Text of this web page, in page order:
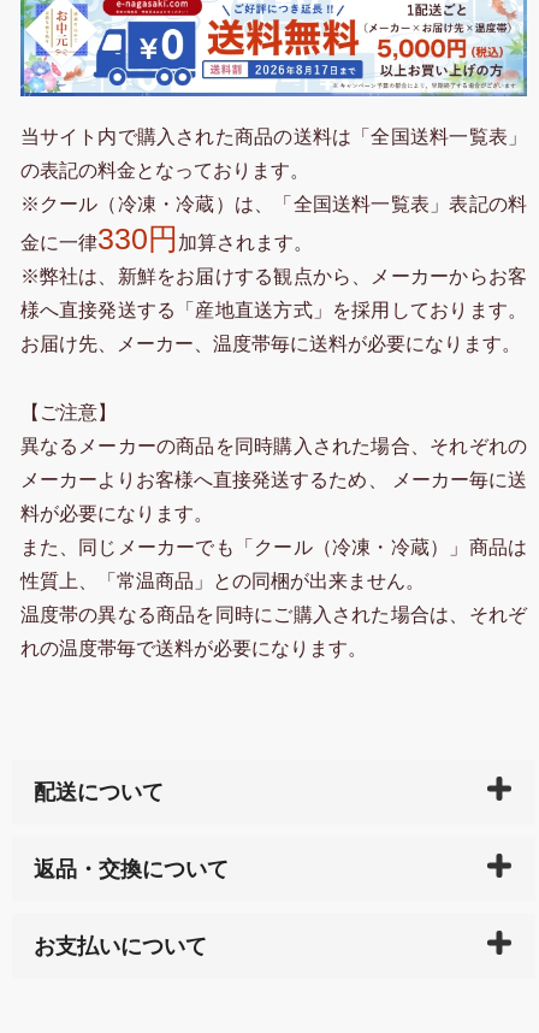
当サイト内で購入された商品の送料は「全国送料一覧表」
の表記の料金となっております。
※クール（冷凍・冷蔵）は、「全国送料一覧表」表記の料
金に一律330円 加算されます。
※弊社は、新鮮をお届けする観点から、メーカーからお客
様へ直接発送する「産地直送方式」を採用しております。
お届け先、メーカー、温度帯毎に送料が必要になります。
【ご注意】
異なるメーカーの商品を同時購入された場合、それぞれの
メーカーよりお客様へ直接発送するため、 メーカー毎に送
料が必要になります。
また、同じメーカーでも「クール（冷凍・冷蔵）」商品は
性質上、「常温商品」との同梱が出来ません。
温度帯の異なる商品を同時にご購入された場合は、それぞ
れの温度帯毎で送料が必要になります。
配送について
天ペイ」の方はご注文受付後）、 長崎県下全域に点在
サイト内で購入された商品の送料は、こちらの
全国送
返品・交換について
または配送途中の 事故などで不都合が生じている場合
お支払いについて